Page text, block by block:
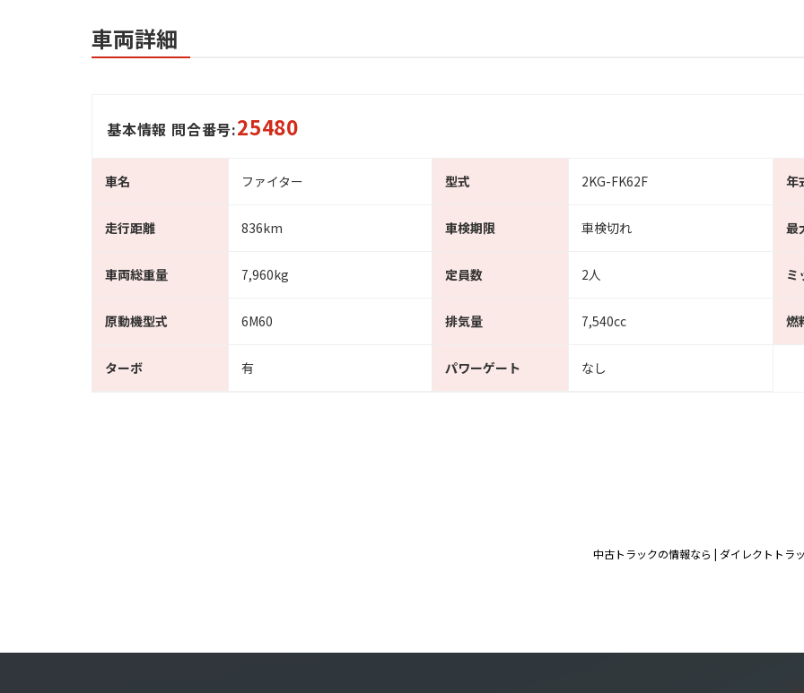
車両詳細
基本情報 問合番号:25480
車名 ファイター 型式 2KG-FK62F 年
走行距離 836km 車検期限 車検切れ 最
車両総重量 7,960kg 定員数 2人 ミ
原動機型式 6M60 排気量 7,540cc 燃
ターボ 有 パワーゲート なし
中古トラックの情報なら | ダイレクトトラ